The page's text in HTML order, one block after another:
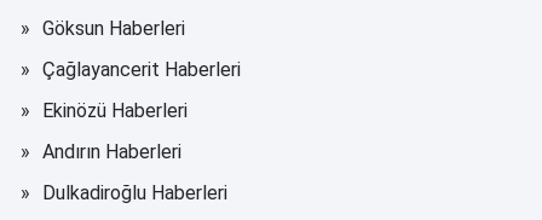
Göksun Haberleri
Çağlayancerit Haberleri
Ekinözü Haberleri
Andırın Haberleri
Dulkadiroğlu Haberleri